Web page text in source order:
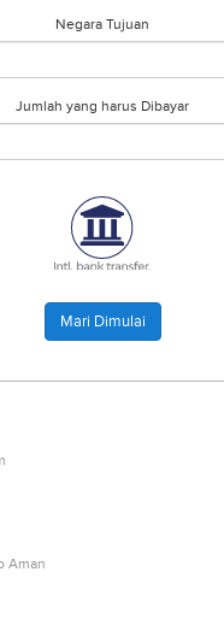
Negara Tujuan
Jumlah yang harus Dibayar
Aman